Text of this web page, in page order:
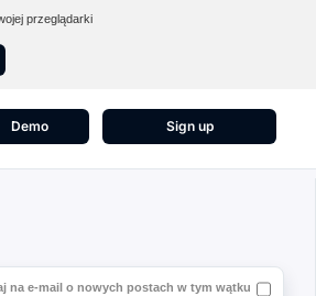
przeglądarki
Demo Sign up
na e-mail o nowych postach w tym wątku